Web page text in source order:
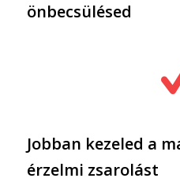
önbecsülésed
Jobban kezeled a
érzelmi zsarolást